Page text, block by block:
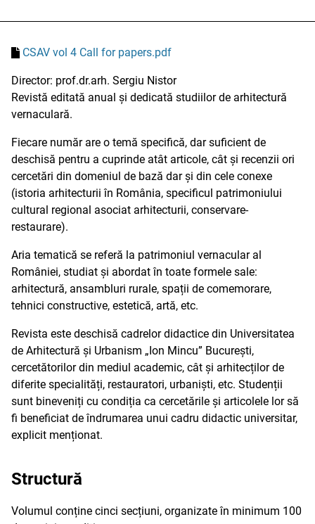
CSAV vol 4 Call for papers.pdf
Director: prof.dr.arh. Sergiu Nistor
Revistă editată anual și dedicată studiilor de arhitectură
vernaculară.
Fiecare număr are o temă specifică, dar suficient de
deschisă pentru a cuprinde atât articole, cât și recenzii ori
cercetări din domeniul de bază dar și din cele conexe
(istoria arhitecturii în România, specificul patrimoniului
cultural regional asociat arhitecturii, conservare-
restaurare).
Aria tematică se referă la patrimoniul vernacular al
României, studiat și abordat în toate formele sale:
arhitectură, ansambluri rurale, spații de comemorare,
tehnici constructive, estetică, artă, etc.
Revista este deschisă cadrelor didactice din Universitatea
de Arhitectură și Urbanism „Ion Mincu” București,
cercetătorilor din mediul academic, cât și arhitecților de
diferite specialități, restauratori, urbaniști, etc. Studenții
sunt bineveniți cu condiția ca cercetările și articolele lor să
fi beneficiat de îndrumarea unui cadru didactic universitar,
explicit menționat.
Structură
Volumul conține cinci secțiuni, organizate în minimum 100